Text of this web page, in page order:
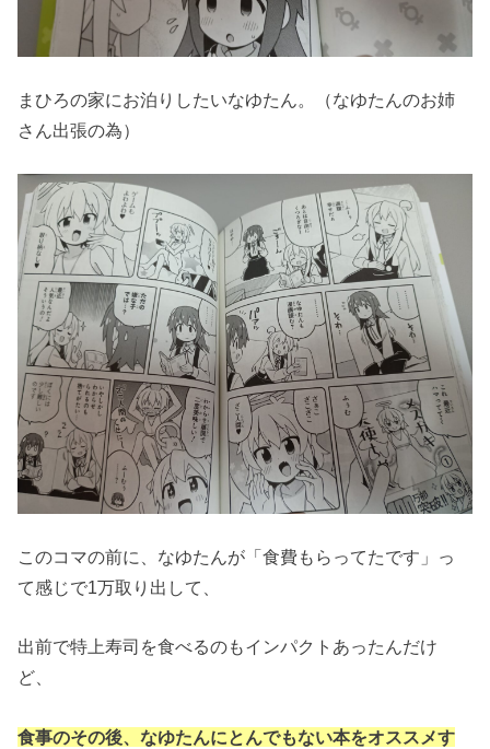
まひろの家にお泊りしたいなゆたん。（なゆたんのお姉
さん出張の為）
このコマの前に、なゆたんが「食費もらってたです」っ
て感じで1万取り出して、
出前で特上寿司を食べるのもインパクトあったんだけ
ど、
食事のその後、なゆたんにとんでもない本をオススメす